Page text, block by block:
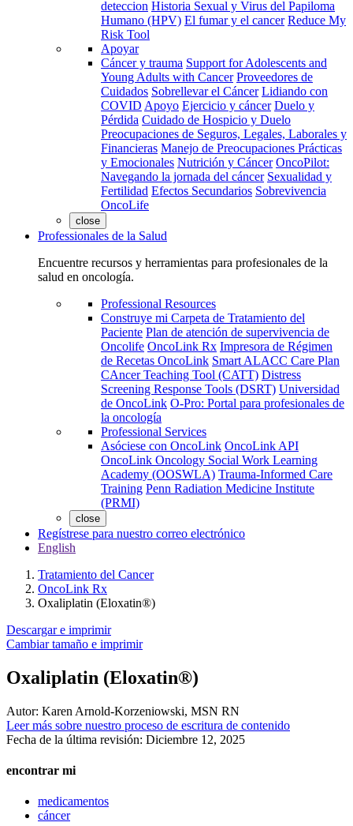
deteccion Historia Sexual y Virus del Papiloma
Humano (HPV) El fumar y el cancer Reduce My
Risk Tool
Apoyar
Cáncer y trauma Support for Adolescents and
Young Adults with Cancer Proveedores de
Cuidados Sobrellevar el Cáncer Lidiando con
COVID Apoyo Ejercicio y cáncer Duelo y
Pérdida Cuidado de Hospicio y Duelo
Preocupaciones de Seguros, Legales, Laborales y
Financieras Manejo de Preocupaciones Prácticas
y Emocionales Nutrición y Cáncer OncoPilot:
Navegando la jornada del cáncer Sexualidad y
Fertilidad Efectos Secundarios Sobrevivencia
OncoLife
close
Professionales de la Salud
Encuentre recursos y herramientas para profesionales de la
salud en oncología.
Professional Resources
Construye mi Carpeta de Tratamiento del
Paciente Plan de atención de supervivencia de
Oncolife OncoLink Rx Impresora de Régimen
de Recetas OncoLink Smart ALACC Care Plan
CAncer Teaching Tool (CATT) Distress
Screening Response Tools (DSRT) Universidad
de OncoLink O-Pro: Portal para profesionales de
la oncología
Professional Services
Asóciese con OncoLink OncoLink API
OncoLink Oncology Social Work Learning
Academy (OOSWLA) Trauma-Informed Care
Training Penn Radiation Medicine Institute
(PRMI)
close
Regístrese para nuestro correo electrónico
English
Tratamiento del Cancer
OncoLink Rx
Oxaliplatin (Eloxatin®)
Descargar e imprimir
Cambiar tamaño e imprimir
Oxaliplatin (Eloxatin®)
Autor: Karen Arnold-Korzeniowski, MSN RN
Leer más sobre nuestro proceso de escritura de contenido
Fecha de la última revisión: Diciembre 12, 2025
encontrar mi
medicamentos
cáncer